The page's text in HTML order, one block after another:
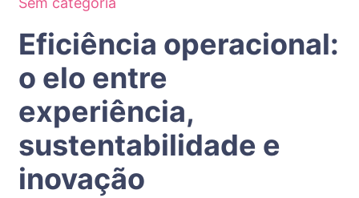
Eficiência operacional:
o elo entre
experiência,
sustentabilidade e
inovação